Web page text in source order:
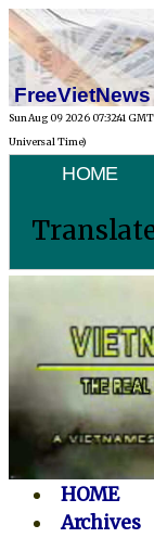
FreeVietNews
Sun Aug 09 2026 07:32:41
Universal Time)
HOME
HOME
Archives